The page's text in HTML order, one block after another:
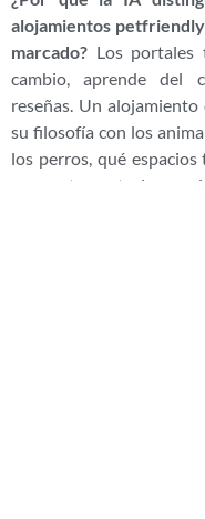
alojamientos
marcado? Los portales
cambio, aprende del
reseñas. Un
su filosofía con los
los perros, qué
es exactamente lo que